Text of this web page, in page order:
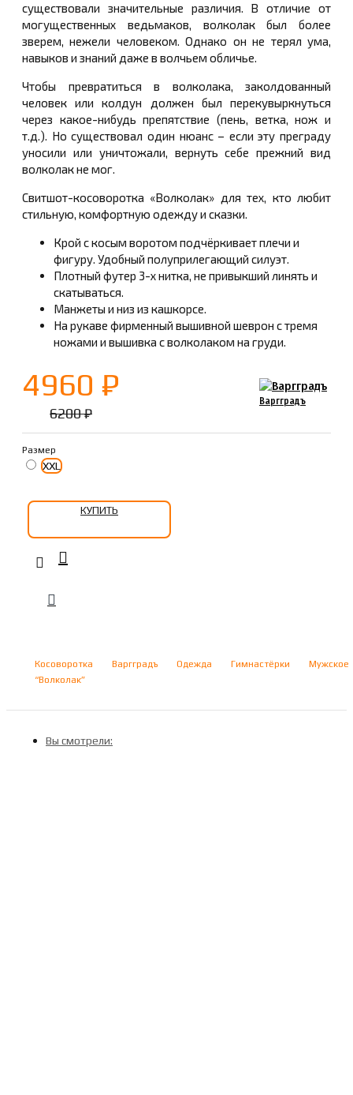
существовали значительные различия. В отличие от
могущественных ведьмаков, волколак был более
зверем, нежели человеком. Однако он не терял ума,
навыков и знаний даже в волчьем обличье.
Чтобы превратиться в волколака, заколдованный
человек или колдун должен был перекувыркнуться
через какое-нибудь препятствие (пень, ветка, нож и
т.д.). Но существовал один нюанс – если эту преграду
уносили или уничтожали, вернуть себе прежний вид
волколак не мог.
Свитшот-косоворотка «Волколак» для тех, кто любит
стильную, комфортную одежду и сказки.
Крой с косым воротом подчёркивает плечи и
фигуру. Удобный полуприлегающий силуэт.
Плотный футер 3-х нитка, не привыкший линять и
скатываться.
Манжеты и низ из кашкорсе.
На рукаве фирменный вышивной шеврон с тремя
ножами и вышивка с волколаком на груди.
4960 ₽
6200 ₽
Варгградъ
Размер
XXL
КУПИТЬ
Косоворотка
“Волколак”
Варгградъ Одежда Гимнастёрки Мужское
Вы смотрели: